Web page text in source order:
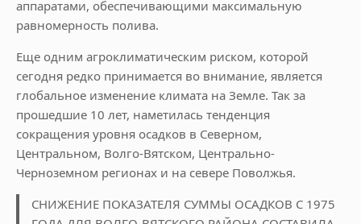
аппаратами, обеспечивающими максимальную
равномерность полива.
Еще одним агроклиматическим риском, которой
сегодня редко принимается во внимание, является
глобальное изменение климата на Земле. Так за
прошедшие 10 лет, наметилась тенденция
сокращения уровня осадков в Северном,
Центральном, Волго-Вятском, Центрально-
Черноземном регионах и на севере Поволжья.
СНИЖЕНИЕ ПОКАЗАТЕЛЯ СУММЫ ОСАДКОВ С 1975